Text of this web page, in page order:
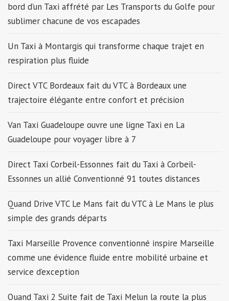
bord d’un Taxi affrété par Les Transports du Golfe pour
sublimer chacune de vos escapades
Un Taxi à Montargis qui transforme chaque trajet en
respiration plus fluide
Direct VTC Bordeaux fait du VTC à Bordeaux une
trajectoire élégante entre confort et précision
Van Taxi Guadeloupe ouvre une ligne Taxi en La
Guadeloupe pour voyager libre à 7
Direct Taxi Corbeil-Essonnes fait du Taxi à Corbeil-
Essonnes un allié Conventionné 91 toutes distances
Quand Drive VTC Le Mans fait du VTC à Le Mans le plus
simple des grands départs
Taxi Marseille Provence conventionné inspire Marseille
comme une évidence fluide entre mobilité urbaine et
service d’exception
Quand Taxi 2 Suite fait de Taxi Melun la route la plus